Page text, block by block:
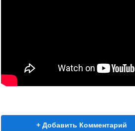
+ Добавить Комментарий